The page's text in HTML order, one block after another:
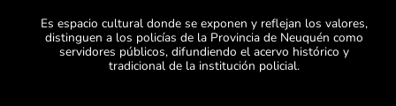
Es espacio cultural donde se exponen y reflejan los valores,
distinguen a los policías de la Provincia de Neuquén como
servidores públicos, difundiendo el acervo histórico y
tradicional de la institución policial.